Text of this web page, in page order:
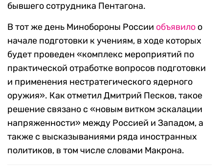
бывшего сотрудника Пентагона.
В тот же день Минобороны России объявило о
начале подготовки к учениям, в ходе которых
будет проведен «комплекс мероприятий по
практической отработке вопросов подготовки
и применения нестратегического ядерного
оружия». Как отметил Дмитрий Песков, такое
решение связано с «новым витком эскалации
напряженности» между Россией и Западом, а
также с высказываниями ряда иностранных
политиков, в том числе словами Макрона.